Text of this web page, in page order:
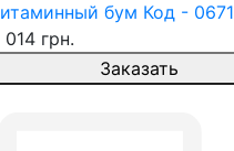
бум Код - 0671
014 грн.
Заказать